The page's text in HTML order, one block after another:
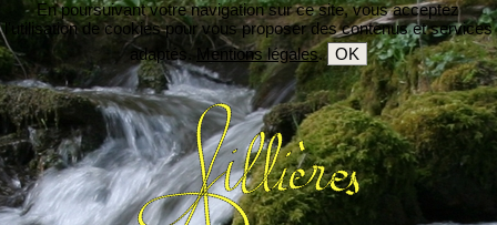
En poursuivant votre navigation sur ce site, vous acceptez
l'utilisation de cookies pour vous proposer des contenus et services
adaptés.
Mentions légales. OK